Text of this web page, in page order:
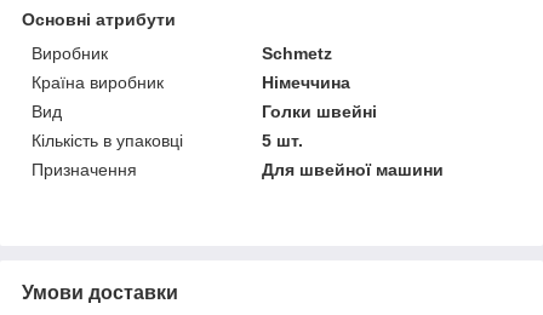
Основні атрибути
Виробник
Schmetz
Країна виробник
Німеччина
Вид
Голки швейні
Кількість в упаковці
5 шт.
Призначення
Для швейної машини
Умови доставки